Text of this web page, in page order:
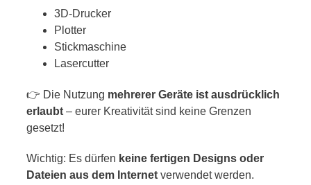
3D-Drucker
Plotter
Stickmaschine
Lasercutter
👉 Die Nutzung mehrerer Geräte ist ausdrücklich
erlaubt – eurer Kreativität sind keine Grenzen
gesetzt!
Wichtig: Es dürfen keine fertigen Designs oder
Dateien aus dem Internet verwendet werden.